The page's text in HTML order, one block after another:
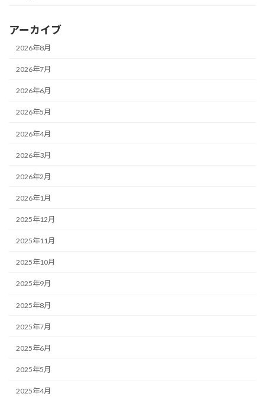
アーカイブ
2026年8月
2026年7月
2026年6月
2026年5月
2026年4月
2026年3月
2026年2月
2026年1月
2025年12月
2025年11月
2025年10月
2025年9月
2025年8月
2025年7月
2025年6月
2025年5月
2025年4月